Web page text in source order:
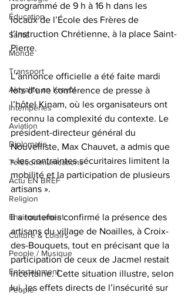
Éducation
Santé
Monde
Transport
Aktyalite an Kreyòl
Intempéries
Aviation
Diplomatie
Télécommunications
Actu EN BREF
Religion
Environnement
Culture & Loisirs
People / Musique
Entertainment
People
programmé de 9 h à 16 h dans les
locaux de l’École des Frères de
l’Instruction Chrétienne, à la place Saint-
Pierre.
L’annonce officielle a été faite mardi
lors d’une conférence de presse à
l’hôtel Kinam, où les organisateurs ont
reconnu la complexité du contexte. Le
président-directeur général du
Nouvelliste, Max Chauvet, a admis que
« les contraintes sécuritaires limitent la
mobilité et la participation de plusieurs
artisans ».
Il a toutefois confirmé la présence des
artisans du village de Noailles, à Croix-
des-Bouquets, tout en précisant que la
participation de ceux de Jacmel restait
incertaine. Cette situation illustre, selon
lui, les effets directs de l’insécurité sur